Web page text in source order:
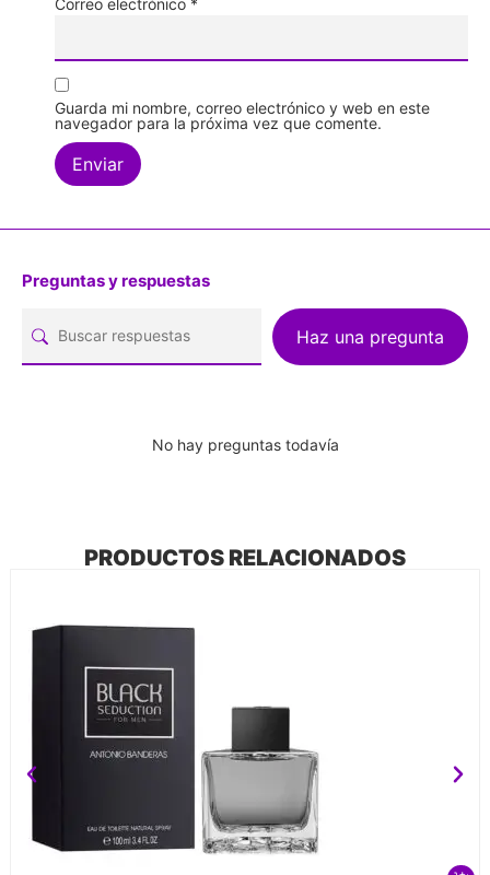
Guarda mi nombre, correo electrónico y web en este
navegador para la próxima vez que comente.
Preguntas y respuestas
Haz una pregunta
No hay preguntas todavía
PRODUCTOS RELACIONADOS